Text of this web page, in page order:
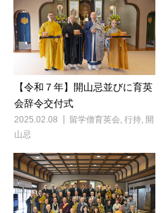
【令和７年】開山忌並びに育英
会辞令交付式
2025.02.08 留学僧育英会, 行持, 開
山忌